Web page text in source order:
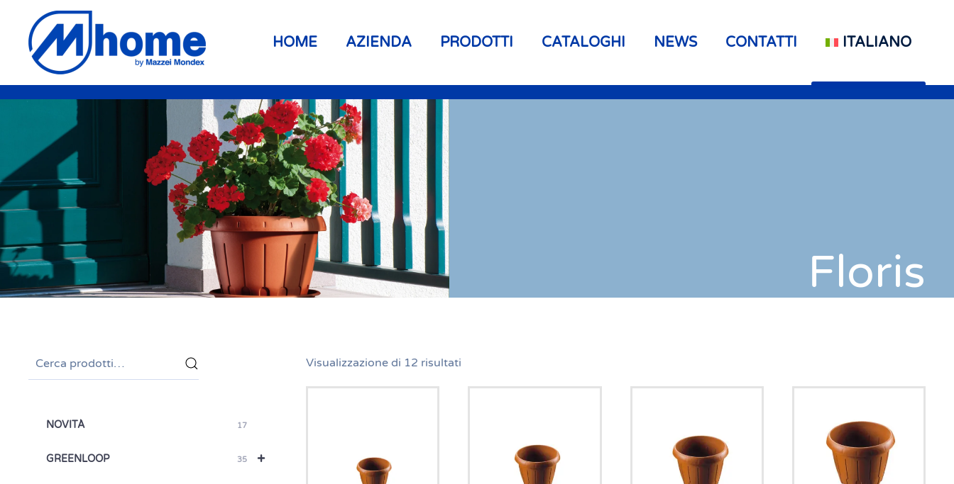
Skip to main content HOME AZIENDA PRODOTTI CATALOGHI NEWS CONTATTI ITALIANO
Floris
NOVITÀ 17
+
GREENLOOP 35
Visualizzazione di 12 risultati